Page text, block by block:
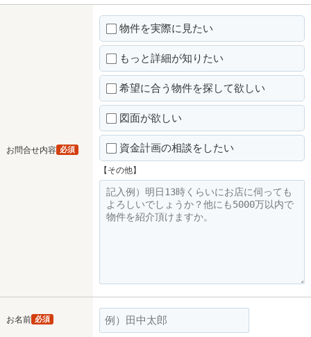
お問合せ内容 必須
物件を実際に見たい
もっと詳細が知りたい
希望に合う物件を探して欲しい
図面が欲しい
資金計画の相談をしたい
【その他】
お名前 必須